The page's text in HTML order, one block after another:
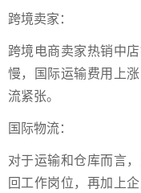
跨境卖家：
跨境电商卖家热销中
慢，国际运输费用上
流紧张。
国际物流：
对于运输和仓库而言
回工作岗位，再加上